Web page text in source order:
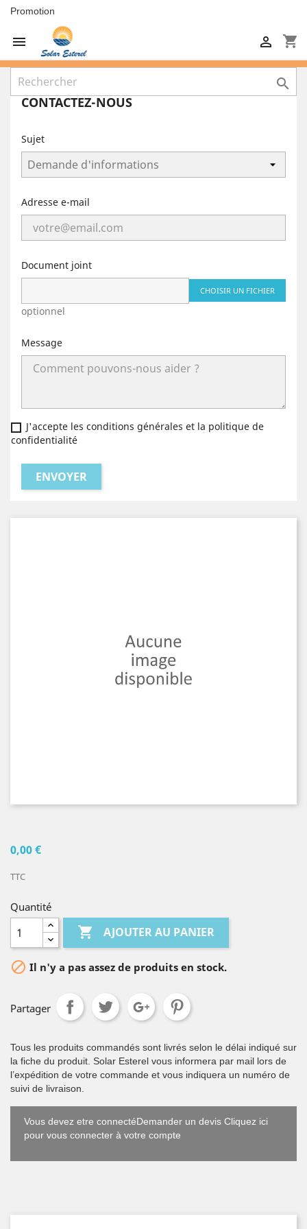
Promotion
 shopping_cart


CONTACTEZ-NOUS
Sujet
Adresse e-mail
Document joint
CHOISIR UN FICHIER
optionnel
Message
J'accepte les conditions générales et la politique de
confidentialité
0,00 €
TTC
Quantité
 AJOUTER AU PANIER
 Il n'y a pas assez de produits en stock.
Partager
Tous les produits commandés sont livrés selon le délai indiqué sur
la fiche du produit. Solar Esterel vous informera par mail lors de
l’expédition de votre commande et vous indiquera un numéro de
suivi de livraison.
Vous devez etre connectéDemander un devis Cliquez ici
pour vous connecter à votre compte